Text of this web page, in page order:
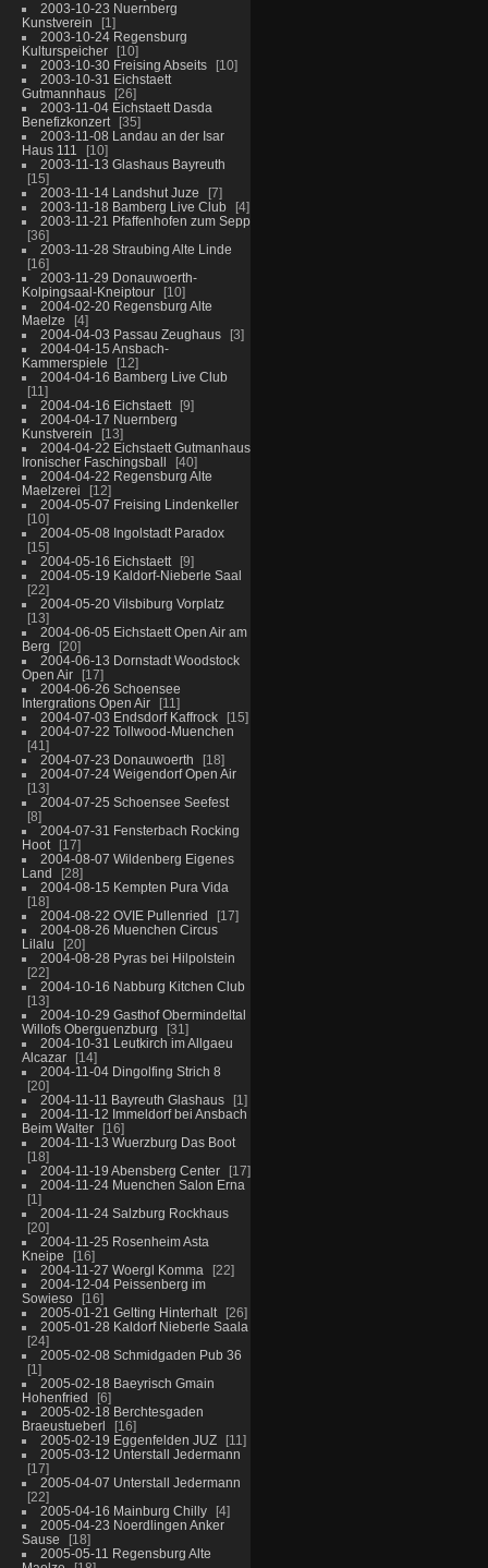
2003-10-23 Nuernberg
Kunstverein
1
2003-10-24 Regensburg
Kulturspeicher
10
2003-10-30 Freising Abseits
10
2003-10-31 Eichstaett
Gutmannhaus
26
2003-11-04 Eichstaett Dasda
Benefizkonzert
35
2003-11-08 Landau an der Isar
Haus 111
10
2003-11-13 Glashaus Bayreuth
15
2003-11-14 Landshut Juze
7
2003-11-18 Bamberg Live Club
4
2003-11-21 Pfaffenhofen zum Sepp
36
2003-11-28 Straubing Alte Linde
16
2003-11-29 Donauwoerth-
Kolpingsaal-Kneiptour
10
2004-02-20 Regensburg Alte
Maelze
4
2004-04-03 Passau Zeughaus
3
2004-04-15 Ansbach-
Kammerspiele
12
2004-04-16 Bamberg Live Club
11
2004-04-16 Eichstaett
9
2004-04-17 Nuernberg
Kunstverein
13
2004-04-22 Eichstaett Gutmanhaus
Ironischer Faschingsball
40
2004-04-22 Regensburg Alte
Maelzerei
12
2004-05-07 Freising Lindenkeller
10
2004-05-08 Ingolstadt Paradox
15
2004-05-16 Eichstaett
9
2004-05-19 Kaldorf-Nieberle Saal
22
2004-05-20 Vilsbiburg Vorplatz
13
2004-06-05 Eichstaett Open Air am
Berg
20
2004-06-13 Dornstadt Woodstock
Open Air
17
2004-06-26 Schoensee
Intergrations Open Air
11
2004-07-03 Endsdorf Kaffrock
15
2004-07-22 Tollwood-Muenchen
41
2004-07-23 Donauwoerth
18
2004-07-24 Weigendorf Open Air
13
2004-07-25 Schoensee Seefest
8
2004-07-31 Fensterbach Rocking
Hoot
17
2004-08-07 Wildenberg Eigenes
Land
28
2004-08-15 Kempten Pura Vida
18
2004-08-22 OVIE Pullenried
17
2004-08-26 Muenchen Circus
Lilalu
20
2004-08-28 Pyras bei Hilpolstein
22
2004-10-16 Nabburg Kitchen Club
13
2004-10-29 Gasthof Obermindeltal
Willofs Oberguenzburg
31
2004-10-31 Leutkirch im Allgaeu
Alcazar
14
2004-11-04 Dingolfing Strich 8
20
2004-11-11 Bayreuth Glashaus
1
2004-11-12 Immeldorf bei Ansbach
Beim Walter
16
2004-11-13 Wuerzburg Das Boot
18
2004-11-19 Abensberg Center
17
2004-11-24 Muenchen Salon Erna
1
2004-11-24 Salzburg Rockhaus
20
2004-11-25 Rosenheim Asta
Kneipe
16
2004-11-27 Woergl Komma
22
2004-12-04 Peissenberg im
Sowieso
16
2005-01-21 Gelting Hinterhalt
26
2005-01-28 Kaldorf Nieberle Saala
24
2005-02-08 Schmidgaden Pub 36
1
2005-02-18 Baeyrisch Gmain
Hohenfried
6
2005-02-18 Berchtesgaden
Braeustueberl
16
2005-02-19 Eggenfelden JUZ
11
2005-03-12 Unterstall Jedermann
17
2005-04-07 Unterstall Jedermann
22
2005-04-16 Mainburg Chilly
4
2005-04-23 Noerdlingen Anker
Sause
18
2005-05-11 Regensburg Alte